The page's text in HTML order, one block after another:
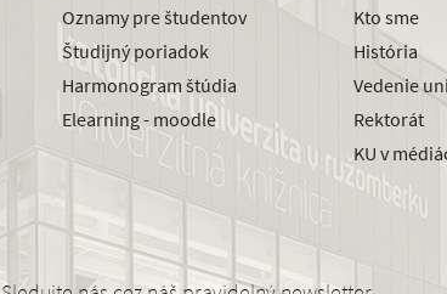
Oznamy pre študentov
Študijný poriadok
Harmonogram štúdia
Elearning - moodle
Kto sme
História
Vedenie
Rektorát
KU v